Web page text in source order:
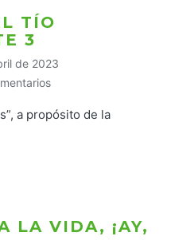
TÍO
3
de 2023
a propósito de la
LA VIDA, ¡AY,